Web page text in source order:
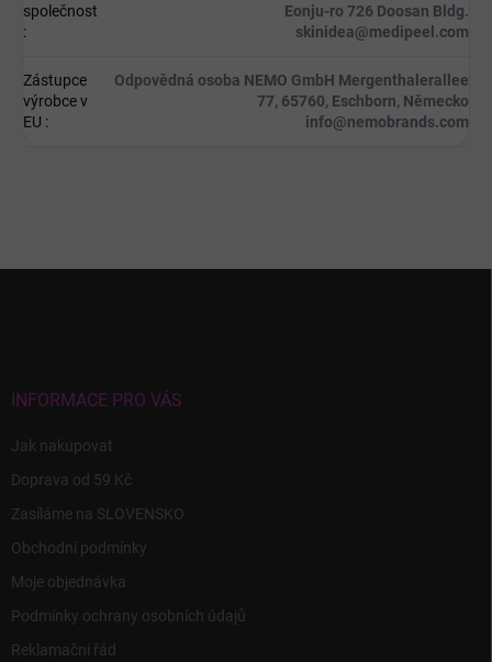
společnost
:
Eonju-ro 726 Doosan Bldg.
skinidea@medipeel.com
Zástupce
výrobce v
EU :
Odpovědná osoba NEMO GmbH Mergenthalerallee
77, 65760, Eschborn, Německo
info@nemobrands.com
INFORMACE PRO VÁS
Jak nakupovat
Doprava od 59 Kč
Zasíláme na SLOVENSKO
Obchodní podmínky
Moje objednávka
Podmínky ochrany osobních údajů
Reklamační řád